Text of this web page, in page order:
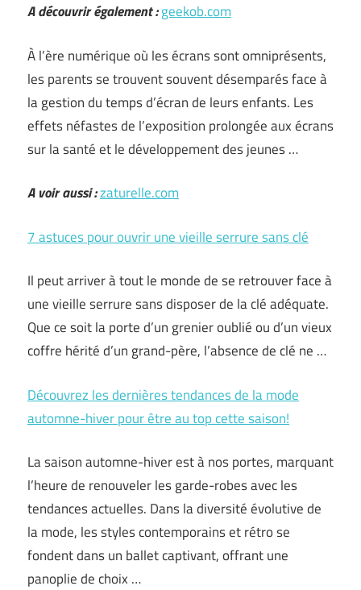
A découvrir également :geekob.com
À l’ère numérique où les écrans sont omniprésents,
les parents se trouvent souvent désemparés face à
la gestion du temps d’écran de leurs enfants. Les
effets néfastes de l’exposition prolongée aux écrans
sur la santé et le développement des jeunes …
A voir aussi :zaturelle.com
7 astuces pour ouvrir une vieille serrure sans clé
Il peut arriver à tout le monde de se retrouver face à
une vieille serrure sans disposer de la clé adéquate.
Que ce soit la porte d’un grenier oublié ou d’un vieux
coffre hérité d’un grand-père, l’absence de clé ne …
Découvrez les dernières tendances de la mode
automne-hiver pour être au top cette saison!
La saison automne-hiver est à nos portes, marquant
l’heure de renouveler les garde-robes avec les
tendances actuelles. Dans la diversité évolutive de
la mode, les styles contemporains et rétro se
fondent dans un ballet captivant, offrant une
panoplie de choix …